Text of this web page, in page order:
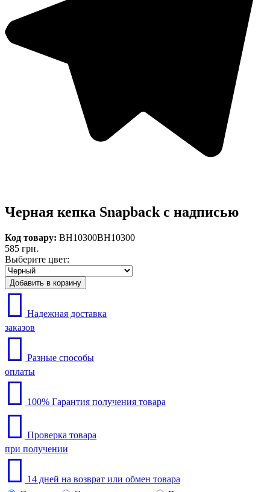
Черная кепка Snapback с надписью
Код товару: BH10300BH10300
585 грн.
Выберите цвет:
Надежная доставка
заказов
Разные способы
оплаты
100% Гарантия получения товара
Проверка товара
при получении
14 дней на возврат или обмен товара